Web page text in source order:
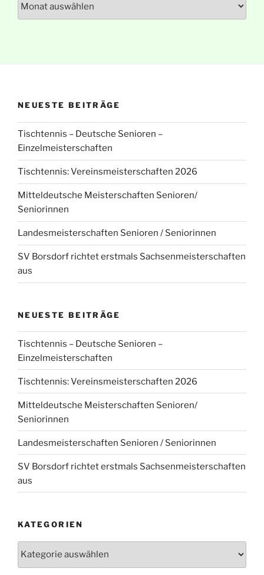
NEUESTE BEITRÄGE
Tischtennis – Deutsche Senioren –
Einzelmeisterschaften
Tischtennis: Vereinsmeisterschaften 2026
Mitteldeutsche Meisterschaften Senioren/
Seniorinnen
Landesmeisterschaften Senioren / Seniorinnen
SV Borsdorf richtet erstmals Sachsenmeisterschaften
aus
NEUESTE BEITRÄGE
Tischtennis – Deutsche Senioren –
Einzelmeisterschaften
Tischtennis: Vereinsmeisterschaften 2026
Mitteldeutsche Meisterschaften Senioren/
Seniorinnen
Landesmeisterschaften Senioren / Seniorinnen
SV Borsdorf richtet erstmals Sachsenmeisterschaften
aus
KATEGORIEN